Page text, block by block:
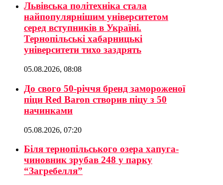
Львівська політехніка стала
найпопулярнішим університетом
серед вступників в Україні.
Тернопільські хабарницькі
університети тихо заздрять
05.08.2026, 08:08
До свого 50-річчя бренд замороженої
піци Red Baron створив піцу з 50
начинками
05.08.2026, 07:20
Біля тернопільського озера хапуга-
чиновник зрубав 248 у парку
“Загребелля”